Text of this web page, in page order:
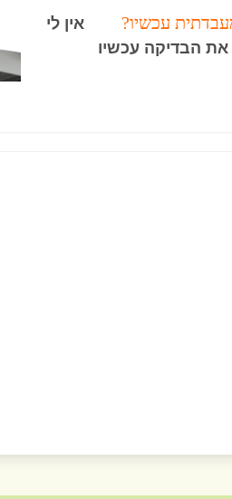
עכשיו?
אין לי
את הבדיקה עכשיו